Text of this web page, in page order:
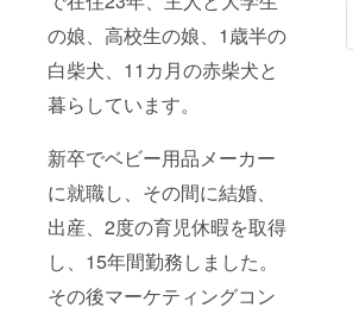
の娘、高校生の娘、1歳半の
白柴犬、11カ月の赤柴犬と
暮らしています。
新卒でベビー用品メーカー
に就職し、その間に結婚、
出産、2度の育児休暇を取得
し、15年間勤務しました。
その後マーケティングコン